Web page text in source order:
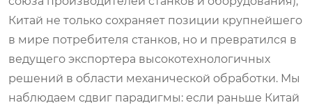
Китай не только сохраняет позиции крупнейшего
в мире потребителя станков, но и превратился в
ведущего экспортера высокотехнологичных
решений в области механической обработки. Мы
наблюдаем сдвиг парадигмы: если раньше Китай